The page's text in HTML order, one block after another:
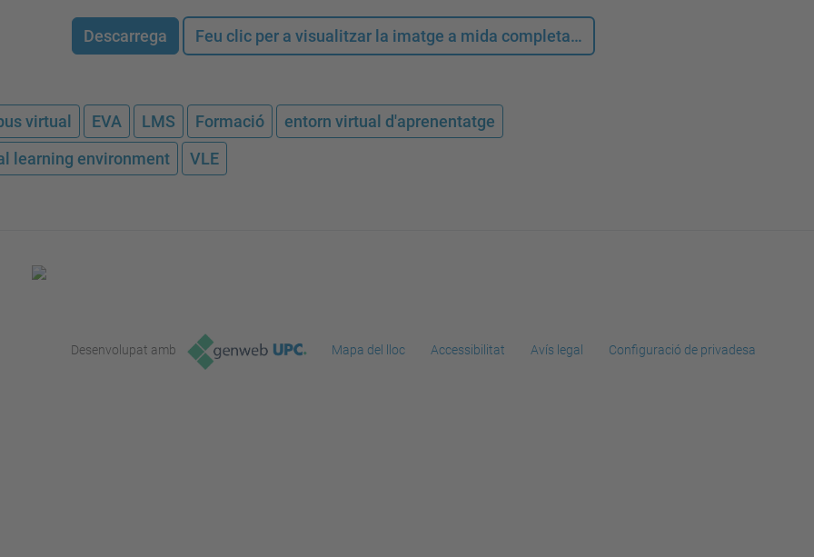
Descarrega Feu clic per a visualitzar la imatge a mida completa…
virtual EVA LMS Formació
entorn virtual d'aprenentatge
learning environment
VLE
Desenvolupat amb Mapa del lloc Accessibilitat Avís legal Configuració de privadesa